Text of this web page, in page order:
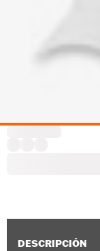
DESCRIPCIÓN